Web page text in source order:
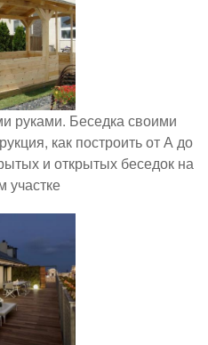
руками. Беседка своими
как построить от А до
и открытых беседок на
участке